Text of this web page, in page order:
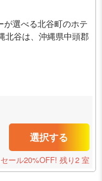
が選べる北谷町のホテ
北谷は、沖縄県中頭郡
選択する
ール20%OFF! 残り2 室